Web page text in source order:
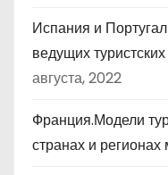
Испания и
ведущих
августа, 2022
Франция.Модели
странах и регионах